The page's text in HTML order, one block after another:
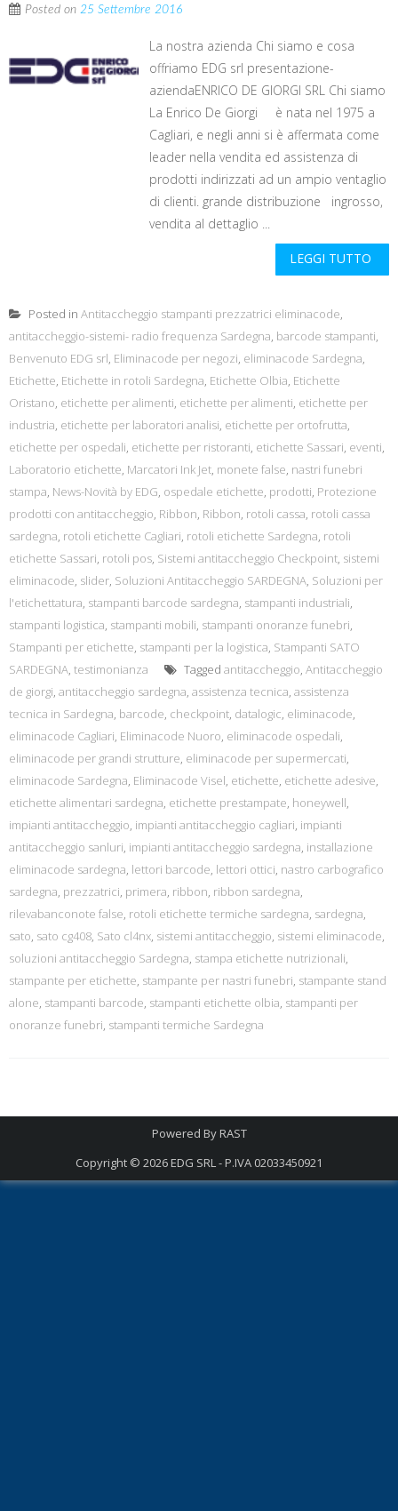
Posted on 25 Settembre 2016
La nostra azienda Chi siamo e cosa
offriamo EDG srl presentazione-
aziendaENRICO DE GIORGI SRL Chi siamo
La Enrico De Giorgi è nata nel 1975 a
Cagliari, e negli anni si è affermata come
leader nella vendita ed assistenza di
prodotti indirizzati ad un ampio ventaglio
di clienti. grande distribuzione ingrosso,
vendita al dettaglio ...
LEGGI TUTTO
Posted in Antitaccheggio stampanti prezzatrici eliminacode,
antitaccheggio-sistemi- radio frequenza Sardegna, barcode stampanti,
Benvenuto EDG srl, Eliminacode per negozi, eliminacode Sardegna,
Etichette, Etichette in rotoli Sardegna, Etichette Olbia, Etichette
Oristano, etichette per alimenti, etichette per alimenti, etichette per
industria, etichette per laboratori analisi, etichette per ortofrutta,
etichette per ospedali, etichette per ristoranti, etichette Sassari, eventi,
Laboratorio etichette, Marcatori Ink Jet, monete false, nastri funebri
stampa, News-Novità by EDG, ospedale etichette, prodotti, Protezione
prodotti con antitaccheggio, Ribbon, Ribbon, rotoli cassa, rotoli cassa
sardegna, rotoli etichette Cagliari, rotoli etichette Sardegna, rotoli
etichette Sassari, rotoli pos, Sistemi antitaccheggio Checkpoint, sistemi
eliminacode, slider, Soluzioni Antitaccheggio SARDEGNA, Soluzioni per
l'etichettatura, stampanti barcode sardegna, stampanti industriali,
stampanti logistica, stampanti mobili, stampanti onoranze funebri,
Stampanti per etichette, stampanti per la logistica, Stampanti SATO
SARDEGNA, testimonianza Tagged antitaccheggio, Antitaccheggio
de giorgi, antitaccheggio sardegna, assistenza tecnica, assistenza
tecnica in Sardegna, barcode, checkpoint, datalogic, eliminacode,
eliminacode Cagliari, Eliminacode Nuoro, eliminacode ospedali,
eliminacode per grandi strutture, eliminacode per supermercati,
eliminacode Sardegna, Eliminacode Visel, etichette, etichette adesive,
etichette alimentari sardegna, etichette prestampate, honeywell,
impianti antitaccheggio, impianti antitaccheggio cagliari, impianti
antitaccheggio sanluri, impianti antitaccheggio sardegna, installazione
eliminacode sardegna, lettori barcode, lettori ottici, nastro carbografico
sardegna, prezzatrici, primera, ribbon, ribbon sardegna,
rilevabanconote false, rotoli etichette termiche sardegna, sardegna,
sato, sato cg408, Sato cl4nx, sistemi antitaccheggio, sistemi eliminacode,
soluzioni antitaccheggio Sardegna, stampa etichette nutrizionali,
stampante per etichette, stampante per nastri funebri, stampante stand
alone, stampanti barcode, stampanti etichette olbia, stampanti per
onoranze funebri, stampanti termiche Sardegna
Powered ByRAST
Copyright © 2026EDG SRL - P.IVA 02033450921